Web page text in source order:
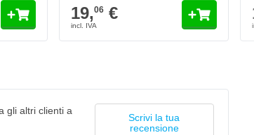
19,06 €
gli altri clienti a
Scrivi la tua
recensione